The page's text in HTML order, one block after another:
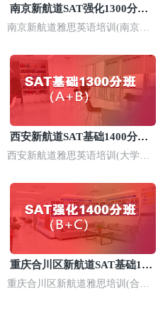
南京新航道SAT强化1300分培
训
南京新航道雅思英语培训(南京浦
西安新航道SAT基础1400分培
训班
西安新航道雅思英语培训(大学城
重庆合川区新航道SAT基础140
0分培训
重庆合川区新航道雅思培训(合川